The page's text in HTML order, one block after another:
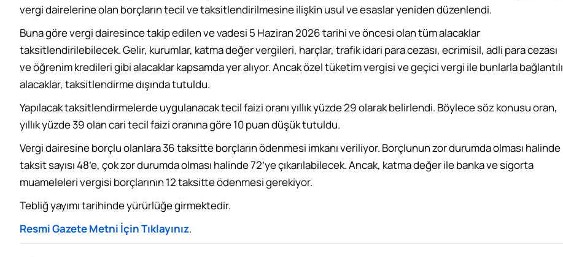
vergi dairelerine olan borçların tecil ve taksitlendirilmesine ilişkin usul ve esaslar yeniden düzenlendi.
Buna göre vergi dairesince takip edilen ve vadesi 5 Haziran 2026 tarihi ve öncesi olan tüm alacaklar
taksitlendirilebilecek. Gelir, kurumlar, katma değer vergileri, harçlar, trafik idari para cezası, ecrimisil, adli para cezası
ve öğrenim kredileri gibi alacaklar kapsamda yer alıyor. Ancak özel tüketim vergisi ve geçici vergi ile bunlarla bağlantılı
alacaklar, taksitlendirme dışında tutuldu.
Yapılacak taksitlendirmelerde uygulanacak tecil faizi oranı yıllık yüzde 29 olarak belirlendi. Böylece söz konusu oran,
yıllık yüzde 39 olan cari tecil faizi oranına göre 10 puan düşük tutuldu.
Vergi dairesine borçlu olanlara 36 taksitte borçların ödenmesi imkanı veriliyor. Borçlunun zor durumda olması halinde
taksit sayısı 48’e, çok zor durumda olması halinde 72’ye çıkarılabilecek. Ancak, katma değer ile banka ve sigorta
muameleleri vergisi borçlarının 12 taksitte ödenmesi gerekiyor.
Tebliğ yayımı tarihinde yürürlüğe girmektedir.
Resmi Gazete Metni İçin Tıklayınız.